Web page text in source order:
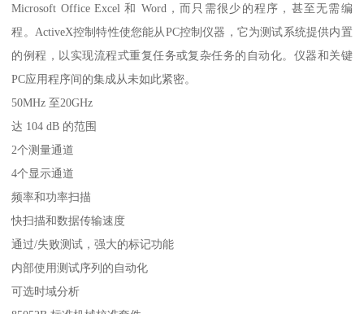
Microsoft Office Excel 和 Word，而只需很少的程序，甚至无需编
程。ActiveX控制特性使您能从PC控制仪器，它为测试系统提供内置
的例程，以实现流程式重复任务或复杂任务的自动化。仪器和关键
PC应用程序间的集成从未如此紧密。
50MHz 至20GHz
达 104 dB 的范围
2个测量通道
4个显示通道
频率和功率扫描
快扫描和数据传输速度
通过/失败测试，强大的标记功能
内部使用测试序列的自动化
可选时域分析